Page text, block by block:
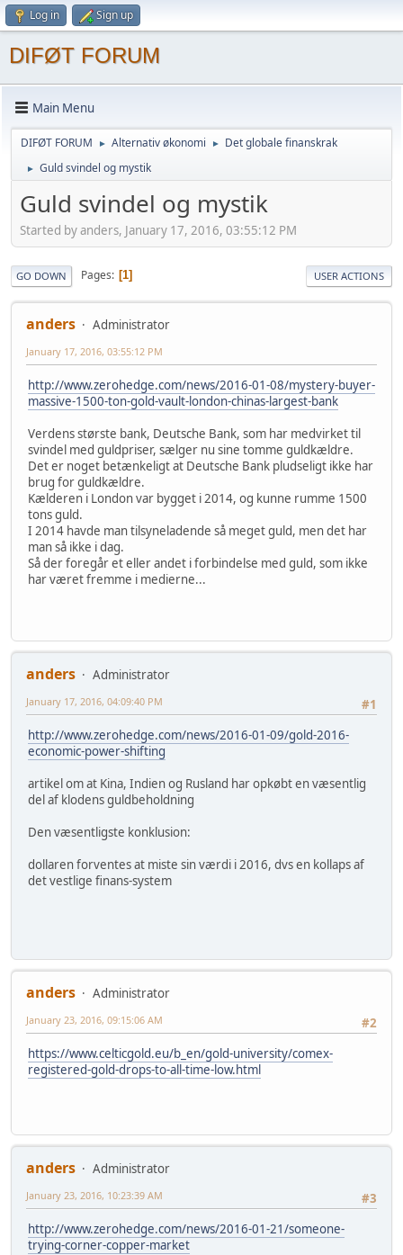
Log in Sign up
DIFØT FORUM
Main Menu
DIFØT FORUM ► Alternativ økonomi ► Det globale finanskrak
► Guld svindel og mystik
Guld svindel og mystik
Started by anders, January 17, 2016, 03:55:12 PM
GO DOWN Pages 1 USER ACTIONS
anders Administrator
January 17, 2016, 03:55:12 PM
http://www.zerohedge.com/news/2016-01-08/mystery-buyer-
massive-1500-ton-gold-vault-london-chinas-largest-bank
Verdens største bank, Deutsche Bank, som har medvirket til
svindel med guldpriser, sælger nu sine tomme guldkældre.
Det er noget betænkeligt at Deutsche Bank pludseligt ikke har
brug for guldkældre.
Kælderen i London var bygget i 2014, og kunne rumme 1500
tons guld.
I 2014 havde man tilsyneladende så meget guld, men det har
man så ikke i dag.
Så der foregår et eller andet i forbindelse med guld, som ikke
har været fremme i medierne...
anders
Administrator
#1
January 17, 2016, 04:09:40 PM
http://www.zerohedge.com/news/2016-01-09/gold-2016-
economic-power-shifting
artikel om at Kina, Indien og Rusland har opkøbt en væsentlig
del af klodens guldbeholdning
Den væsentligste konklusion:
dollaren forventes at miste sin værdi i 2016, dvs en kollaps af
det vestlige finans-system
anders
Administrator
#2
January 23, 2016, 09:15:06 AM
https://www.celticgold.eu/b_en/gold-university/comex-
registered-gold-drops-to-all-time-low.html
anders
Administrator
#3
January 23, 2016, 10:23:39 AM
http://www.zerohedge.com/news/2016-01-21/someone-
trying-corner-copper-market